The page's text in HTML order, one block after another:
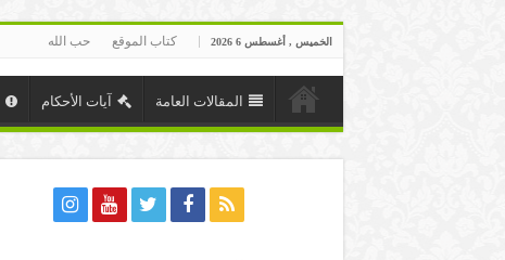
الخميس , أغسطس 6 2026 كتاب الموقع حب الله
المقالات العامة آيات الأحكام